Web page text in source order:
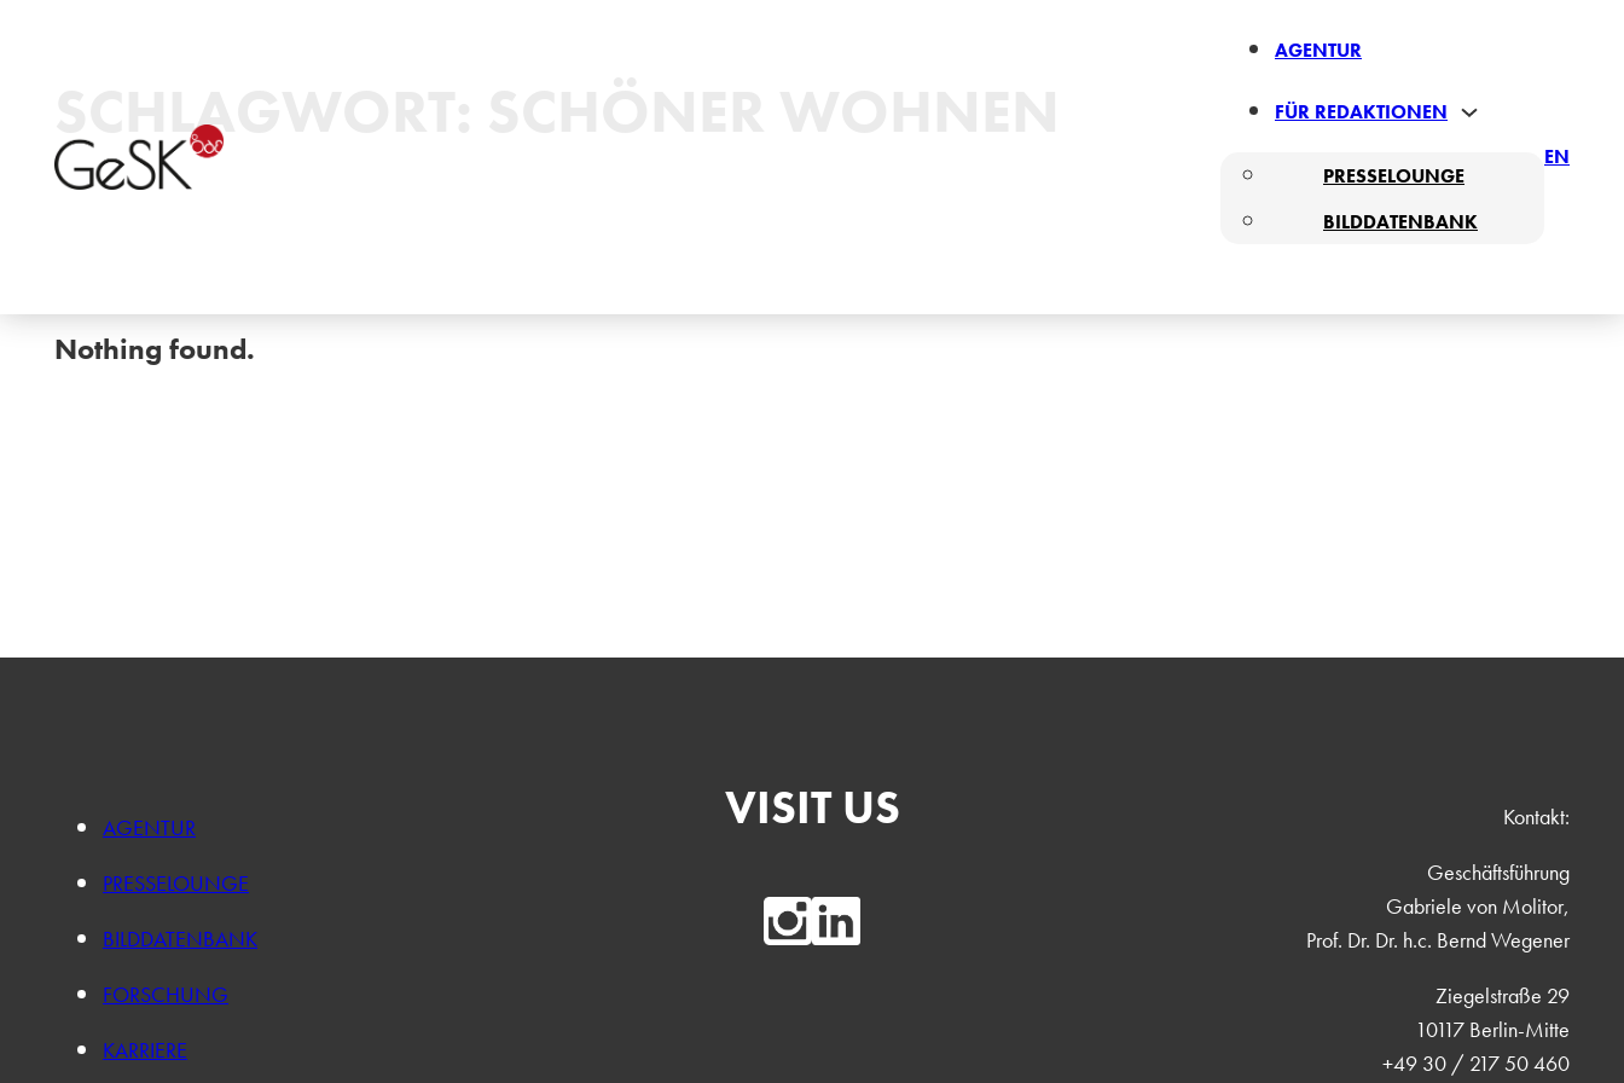
AGENTUR
FÜR REDAKTIONEN
PRESSELOUNGE
BILDDATENBANK
EN
SCHLAGWORT:
Nothing found.
AGENTUR
PRESSELOUNGE
BILDDATENBANK
FORSCHUNG
KARRIERE
VISIT US
Kontakt:
Geschäftsführung
Gabriele von Molitor,
Prof. Dr. Dr. h.c. Bernd Wegener
Ziegelstraße 29
10117 Berlin-Mitte
+49 30 / 217 50 460